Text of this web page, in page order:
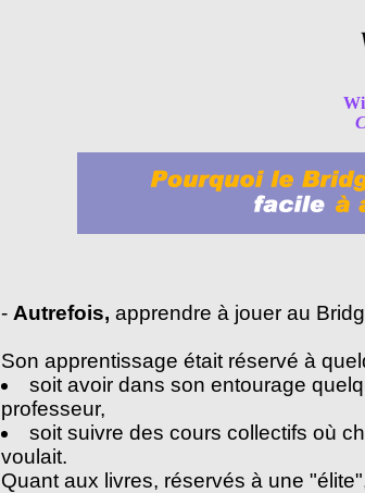
- Autrefois, apprendre à jouer au
Son apprentissage était réservé à
soit avoir dans son entourage
professeur,
soit suivre des cours collectifs où
voulait.
Quant aux livres, réservés à une